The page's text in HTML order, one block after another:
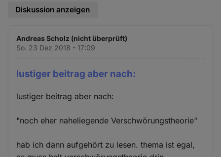
Diskussion anzeigen
Andreas Scholz (nicht überprüft)
So. 23 Dez 2018 - 17:09
lustiger beitrag aber nach:
lustiger beitrag aber nach:
"noch eher naheliegende Verschwörungstheorie"
hab ich dann aufgehört zu lesen. thema ist egal,